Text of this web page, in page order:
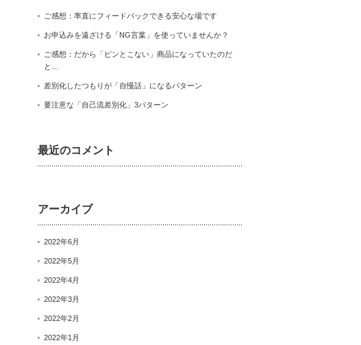
ご感想：率直にフィードバックできる安心な場です
お申込みを遠ざける「NG言葉」を使っていませんか？
ご感想：だから「ピンとこない」商品になっていたのだ
と…
差別化したつもりが「自慢話」になるパターン
要注意な「自己流差別化」3パターン
最近のコメント
アーカイブ
2022年6月
2022年5月
2022年4月
2022年3月
2022年2月
2022年1月